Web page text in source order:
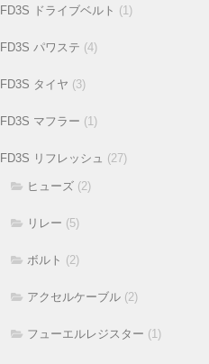
FD3S ドライブベルト (1)
FD3S パワステ (4)
FD3S タイヤ (3)
FD3S マフラー (1)
FD3S リフレッシュ (27)
ヒューズ (2)
リレー (5)
ボルト (2)
アクセルケーブル (2)
フューエルレジスター (1)